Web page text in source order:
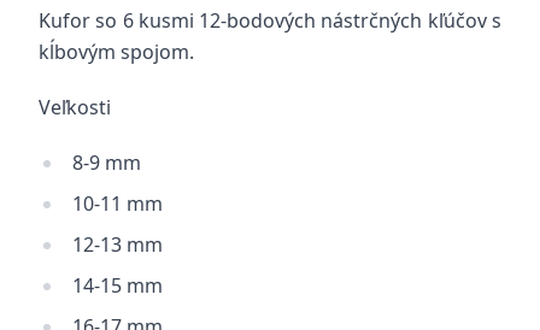
Kufor so 6 kusmi 12-bodových nástrčných kľúčov s
kĺbovým spojom.
Veľkosti
8-9 mm
10-11 mm
12-13 mm
14-15 mm